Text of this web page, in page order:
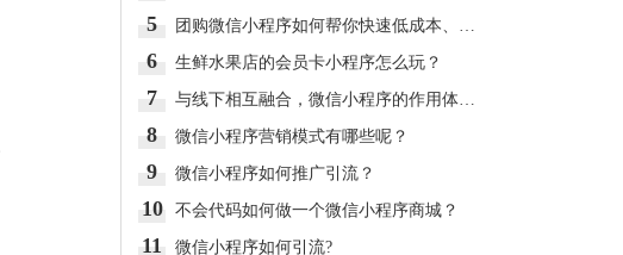
5
6 生鲜水果店的会员卡小程序怎么玩？
7
8 微信小程序营销模式有哪些呢？
9 微信小程序如何推广引流？
10 不会代码如何做一个微信小程序商城？
11 微信小程序如何引流?